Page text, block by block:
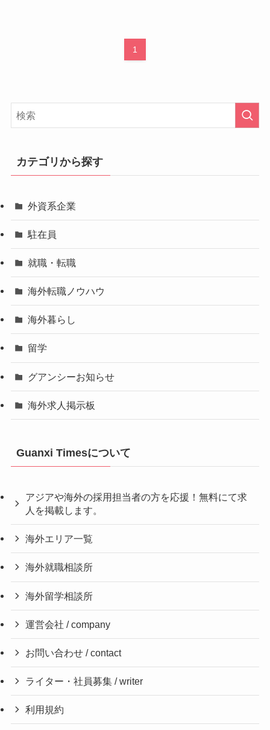
1
カテゴリから探す
外資系企業
駐在員
就職・転職
海外転職ノウハウ
海外暮らし
留学
グアンシーお知らせ
海外求人掲示板
Guanxi Timesについて
アジアや海外の採用担当者の方を応援！無料にて求
人を掲載します。
海外エリア一覧
海外就職相談所
海外留学相談所
運営会社 / company
お問い合わせ / contact
ライター・社員募集 / writer
利用規約